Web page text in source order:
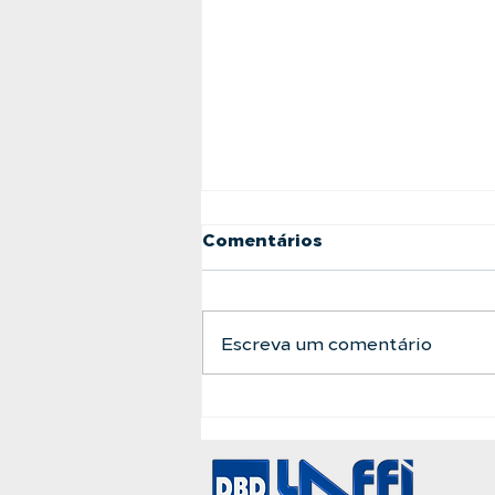
Pureza Absoluta
Comentários
Escreva um comentário